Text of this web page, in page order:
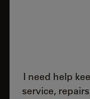
I need help
service,